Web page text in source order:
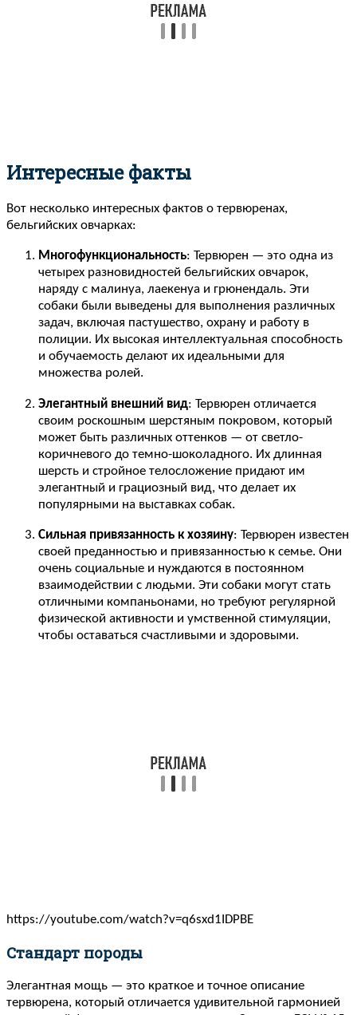
Интересные факты
Вот несколько интересных фактов о тервюренах,
бельгийских овчарках:
Многофункциональность: Тервюрен — это одна из
четырех разновидностей бельгийских овчарок,
наряду с малинуа, лаекенуа и грюнендаль. Эти
собаки были выведены для выполнения различных
задач, включая пастушество, охрану и работу в
полиции. Их высокая интеллектуальная способность
и обучаемость делают их идеальными для
множества ролей.
Элегантный внешний вид: Тервюрен отличается
своим роскошным шерстяным покровом, который
может быть различных оттенков — от светло-
коричневого до темно-шоколадного. Их длинная
шерсть и стройное телосложение придают им
элегантный и грациозный вид, что делает их
популярными на выставках собак.
Сильная привязанность к хозяину: Тервюрен известен
своей преданностью и привязанностью к семье. Они
очень социальные и нуждаются в постоянном
взаимодействии с людьми. Эти собаки могут стать
отличными компаньонами, но требуют регулярной
физической активности и умственной стимуляции,
чтобы оставаться счастливыми и здоровыми.
https://youtube.com/watch?v=q6sxd1IDPBE
Стандарт породы
Элегантная мощь — это краткое и точное описание
тервюрена, который отличается удивительной гармонией